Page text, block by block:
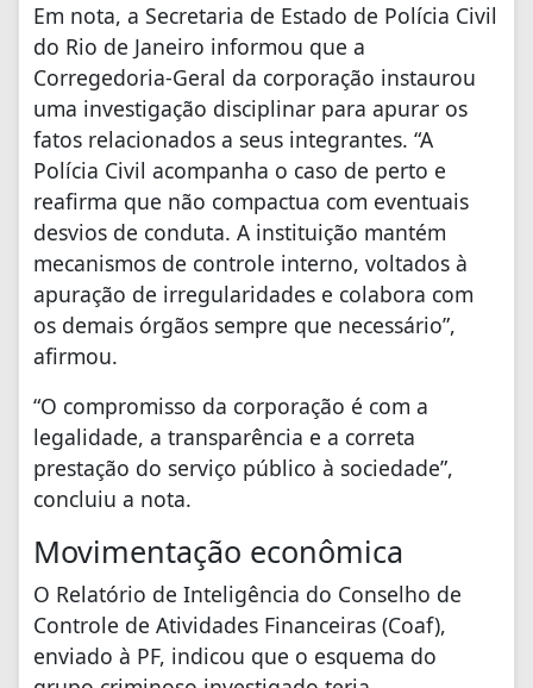
Em nota, a Secretaria de Estado de Polícia Civil
do Rio de Janeiro informou que a
Corregedoria-Geral da corporação instaurou
uma investigação disciplinar para apurar os
fatos relacionados a seus integrantes. “A
Polícia Civil acompanha o caso de perto e
reafirma que não compactua com eventuais
desvios de conduta. A instituição mantém
mecanismos de controle interno, voltados à
apuração de irregularidades e colabora com
os demais órgãos sempre que necessário”,
afirmou.
“O compromisso da corporação é com a
legalidade, a transparência e a correta
prestação do serviço público à sociedade”,
concluiu a nota.
Movimentação econômica
O Relatório de Inteligência do Conselho de
Controle de Atividades Financeiras (Coaf),
enviado à PF, indicou que o esquema do